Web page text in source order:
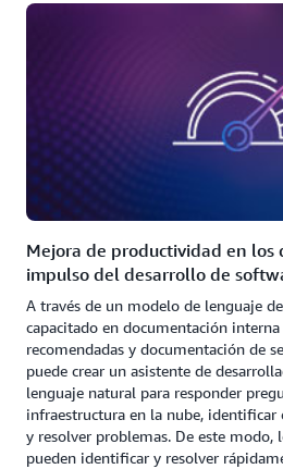
Mejora de productividad en los
impulso del desarrollo de
A través de un modelo de lenguaje
capacitado en documentación interna
recomendadas y documentación de
puede crear un asistente de
lenguaje natural para responder
infraestructura en la nube,
y resolver problemas. De este modo,
pueden identificar y resolver